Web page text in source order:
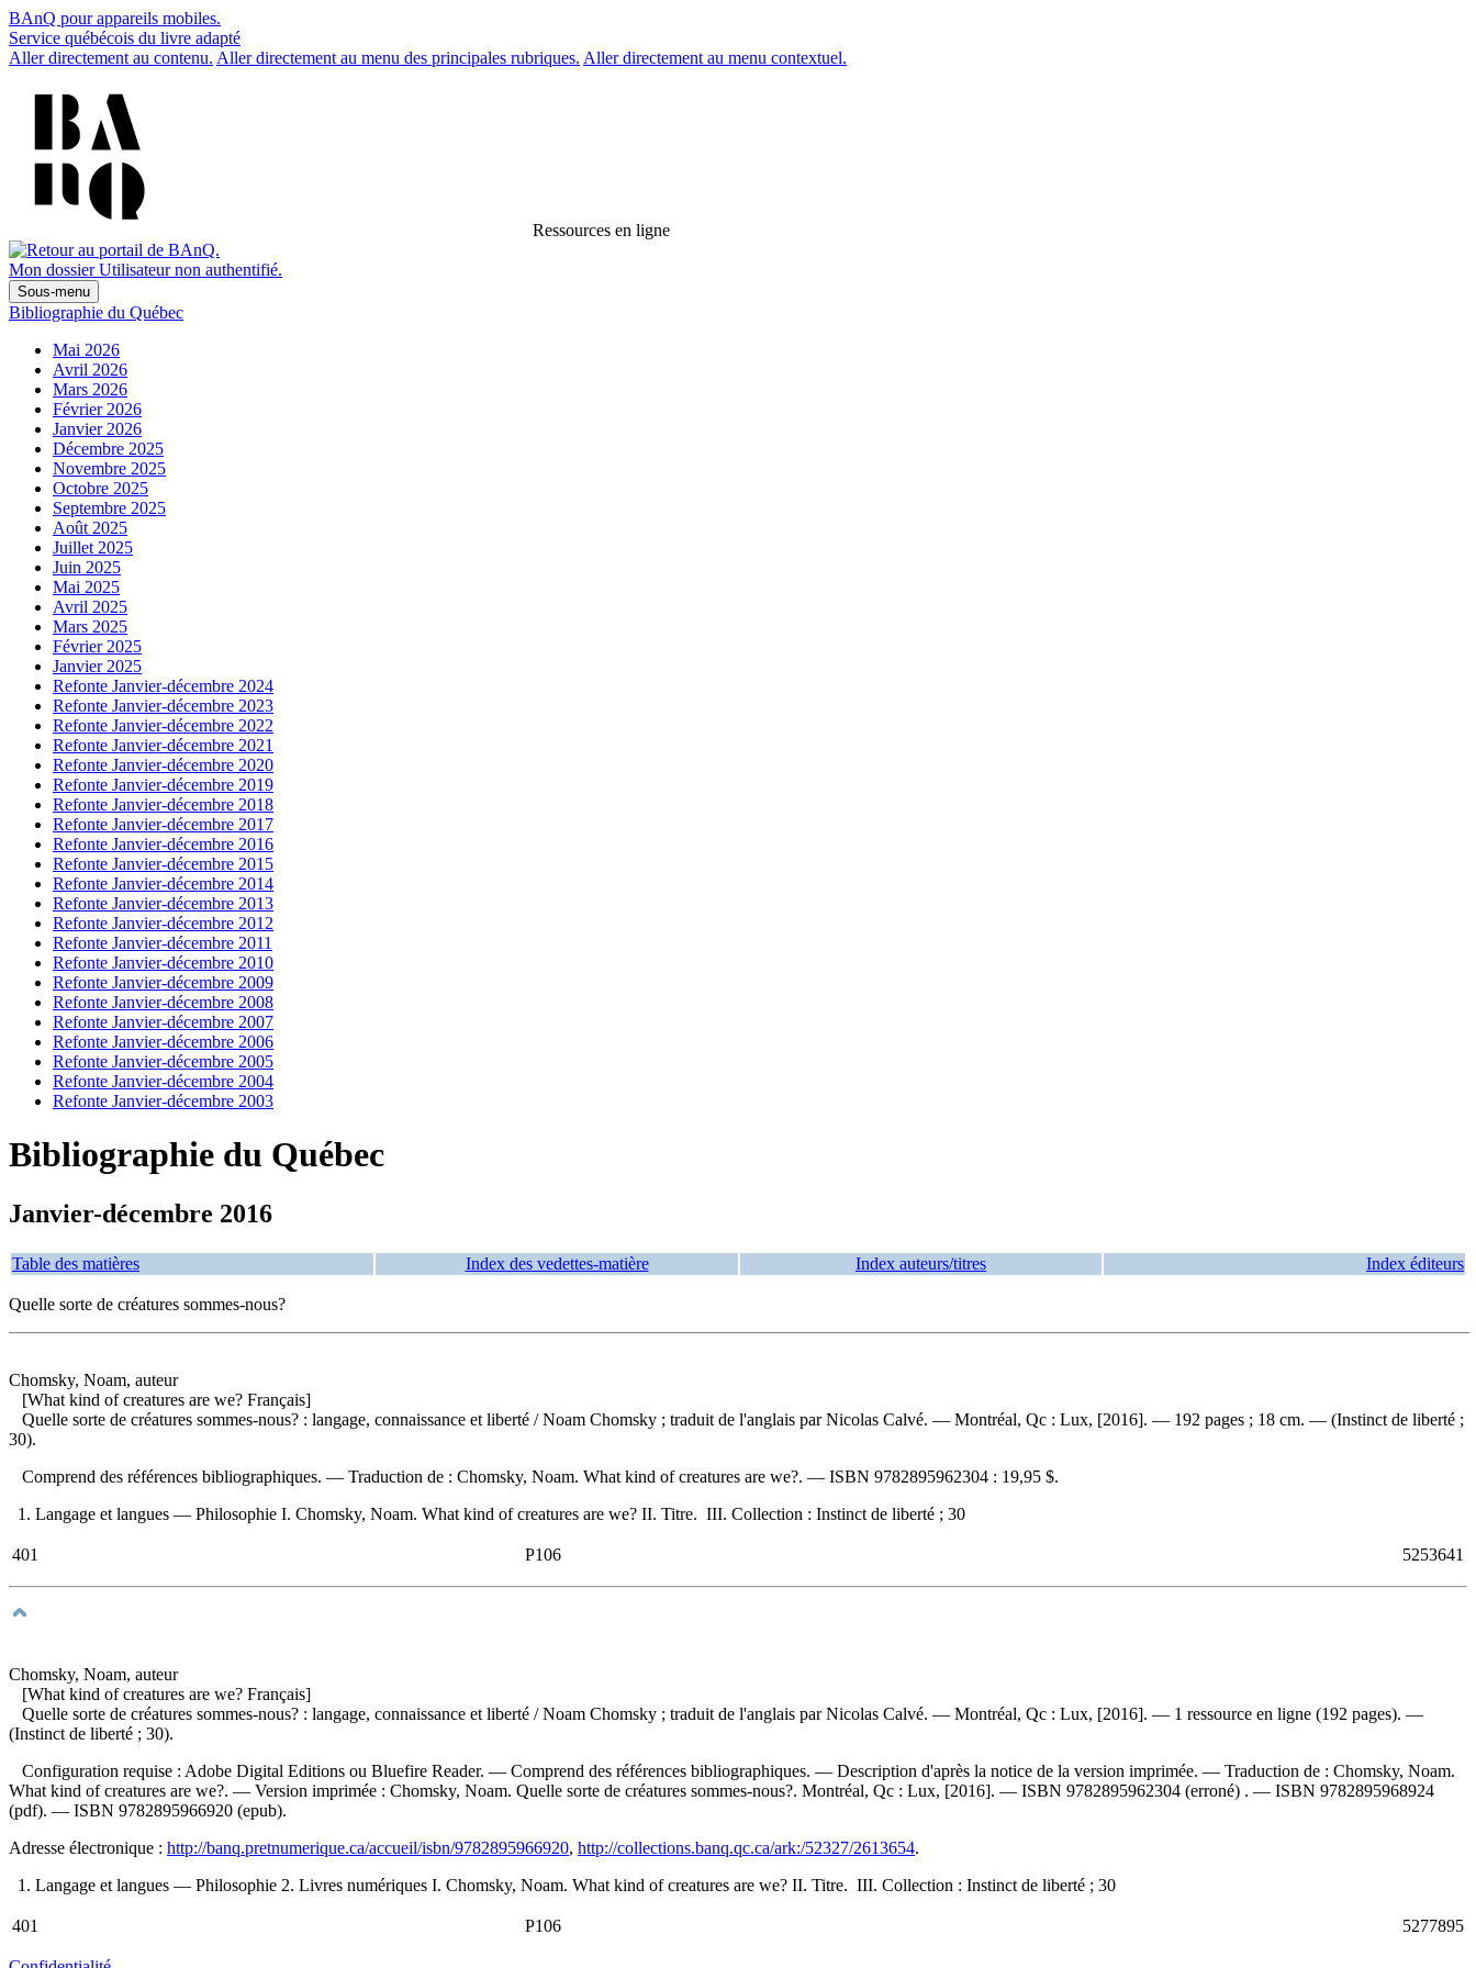
BAnQ pour appareils mobiles.
Service québécois du livre adapté
Aller directement au contenu. Aller directement au menu des principales rubriques. Aller directement au menu contextuel.
Ressources en ligne
Mon dossier Utilisateur non authentifié.
Sous-menu
Bibliographie du Québec
Mai 2026
Avril 2026
Mars 2026
Février 2026
Janvier 2026
Décembre 2025
Novembre 2025
Octobre 2025
Septembre 2025
Août 2025
Juillet 2025
Juin 2025
Mai 2025
Avril 2025
Mars 2025
Février 2025
Janvier 2025
Refonte Janvier-décembre 2024
Refonte Janvier-décembre 2023
Refonte Janvier-décembre 2022
Refonte Janvier-décembre 2021
Refonte Janvier-décembre 2020
Refonte Janvier-décembre 2019
Refonte Janvier-décembre 2018
Refonte Janvier-décembre 2017
Refonte Janvier-décembre 2016
Refonte Janvier-décembre 2015
Refonte Janvier-décembre 2014
Refonte Janvier-décembre 2013
Refonte Janvier-décembre 2012
Refonte Janvier-décembre 2011
Refonte Janvier-décembre 2010
Refonte Janvier-décembre 2009
Refonte Janvier-décembre 2008
Refonte Janvier-décembre 2007
Refonte Janvier-décembre 2006
Refonte Janvier-décembre 2005
Refonte Janvier-décembre 2004
Refonte Janvier-décembre 2003
Bibliographie du Québec
Janvier-décembre 2016
Table des matières Index des vedettes-matière Index auteurs/titres Index éditeurs
Quelle sorte de créatures sommes-nous?
Chomsky, Noam, auteur
[What kind of creatures are we? Français]
Quelle sorte de créatures sommes-nous? : langage, connaissance et liberté / Noam Chomsky ; traduit de l'anglais par Nicolas Calvé. — Montréal, Qc : Lux, [2016]. — 192 pages ; 18 cm. — (Instinct de liberté ;
30).
Comprend des références bibliographiques. — Traduction de : Chomsky, Noam. What kind of creatures are we?. — ISBN 9782895962304 : 19,95 $.
1. Langage et langues — Philosophie I. Chomsky, Noam. What kind of creatures are we? II. Titre. III. Collection : Instinct de liberté ; 30
401 P106 5253641
Chomsky, Noam, auteur
[What kind of creatures are we? Français]
Quelle sorte de créatures sommes-nous? : langage, connaissance et liberté / Noam Chomsky ; traduit de l'anglais par Nicolas Calvé. — Montréal, Qc : Lux, [2016]. — 1 ressource en ligne (192 pages). —
(Instinct de liberté ; 30).
Configuration requise : Adobe Digital Editions ou Bluefire Reader. — Comprend des références bibliographiques. — Description d'après la notice de la version imprimée. — Traduction de : Chomsky, Noam.
What kind of creatures are we?. — Version imprimée : Chomsky, Noam. Quelle sorte de créatures sommes-nous?. Montréal, Qc : Lux, [2016]. — ISBN 9782895962304 (erroné) . — ISBN 9782895968924
(pdf). — ISBN 9782895966920 (epub).
Adresse électronique : http://banq.pretnumerique.ca/accueil/isbn/9782895966920, http://collections.banq.qc.ca/ark:/52327/2613654.
1. Langage et langues — Philosophie 2. Livres numériques I. Chomsky, Noam. What kind of creatures are we? II. Titre. III. Collection : Instinct de liberté ; 30
401 P106 5277895